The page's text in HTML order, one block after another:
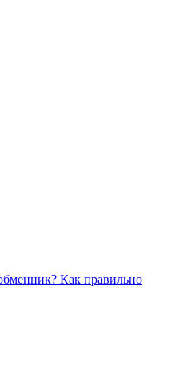
Как правильно